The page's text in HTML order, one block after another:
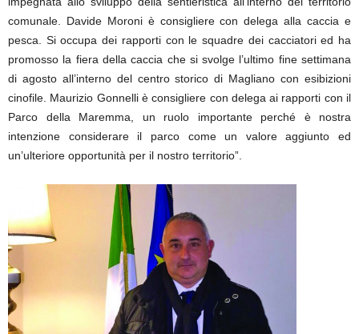
comunale. Davide Moroni è consigliere con delega alla caccia e
pesca. Si occupa dei rapporti con le squadre dei cacciatori ed ha
promosso la fiera della caccia che si svolge l’ultimo fine settimana
di agosto all’interno del centro storico di Magliano con esibizioni
cinofile. Maurizio Gonnelli è consigliere con delega ai rapporti con il
Parco della Maremma, un ruolo importante perché è nostra
intenzione considerare il parco come un valore aggiunto ed
un’ulteriore opportunità per il nostro territorio”.